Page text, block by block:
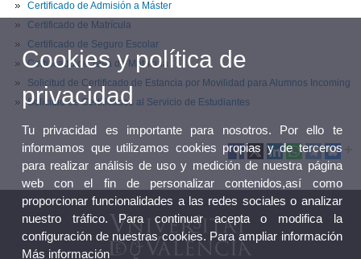
Certificado de Admisión a Máster
Certificado de Matrícula
Certificado de Seguro Escolar
Certificado de Tasa de Matrícula
Solicitud de Certificado de Estancia por Movilidad para Alumnos Incoming
Solicitud de Certificados al Servicio de Estudiantes
Cookies y política de
privacidad
Tu privacidad es importante para nosotros. Por ello te
informamos que utilizamos cookies propias y de terceros
para realizar análisis de uso y medición de nuestra página
web con el fin de personalizar contenidos,así como
proporcionar funcionalidades a las redes sociales o analizar
nuestro tráfico. Para continuar acepta o modifica la
configuración de nuestras cookies. Para ampliar información
Más información